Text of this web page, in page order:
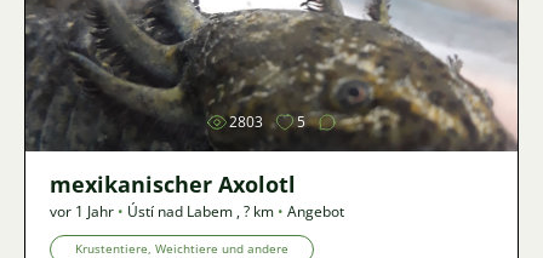
Bild
2803 5
mexikanischer Axolotl
vor 1 Jahr • Ústí nad Labem ,? km • Angebot
Krustentiere, Weichtiere und andere